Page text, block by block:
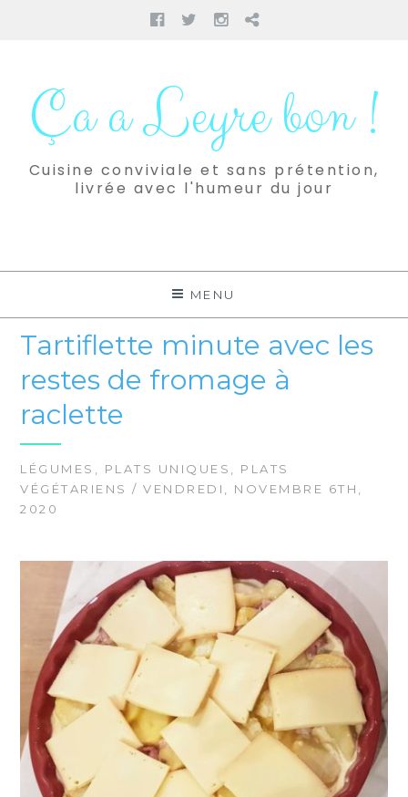
Facebook
TwitterInstagram
Pinterest
contenuÇa a Leyre bon !
Cuisine conviviale et sans prétention,
livrée avec l'humeur du jour
MENU
Tartiflette minute avec les
restes de fromage à
raclette
LÉGUMES PLATS UNIQUES
PLATS
VÉGÉTARIENS / VENDREDI, NOVEMBRE 6TH,
2020